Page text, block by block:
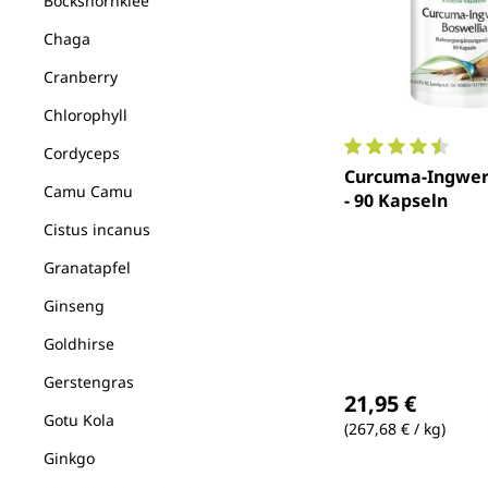
Chaga
Cranberry
Chlorophyll
Cordyceps
Camu Camu
Cistus incanus
Granatapfel
Ginseng
Goldhirse
Gerstengras
Gotu Kola
Ginkgo
Curcuma-
- 90 Kapseln
21,95 €
(267,68 € / kg)